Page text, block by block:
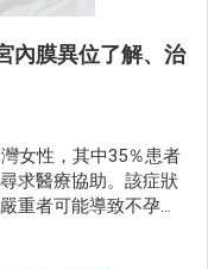
內膜異位了解、治
女性，其中35％患者
求醫療協助。該症狀
重者可能導致不孕。
等。及早發現及治療
孕期間的荷爾蒙變化